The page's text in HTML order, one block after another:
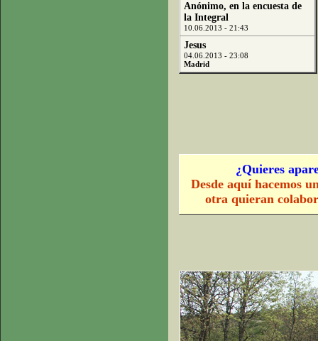
Anónimo, en la encuesta de
la Integral
10.06.2013 - 21:43
Jesus
04.06.2013 - 23:08
Madrid
¿Quieres
Desde aquí hacemos
otra quieran